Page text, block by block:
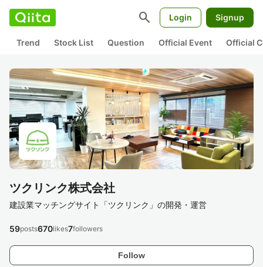
search Login Signup
Trend Stock List Question Official Event Official
ツクリンク株式会社
建設業マッチングサイト「ツクリンク」の開発・運営
Follow
59posts670likes7followers